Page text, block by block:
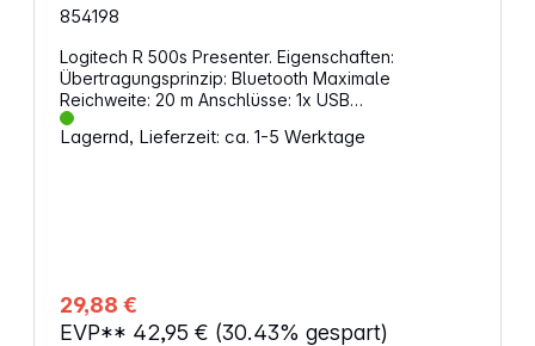
854198
Logitech R 500s Presenter. Eigenschaften:
Übertragungsprinzip: Bluetooth Maximale
Reichweite: 20 m Anschlüsse: 1x USB
Energieversorgung: 1x AAA-Batterie Inklusive
Ladekontrollanzeige Abmessungen: Fernbedienung:
Lagernd, Lieferzeit: ca. 1-5 Werktage
29,88 €
EVP** 42,95 € (30.43% gespart)